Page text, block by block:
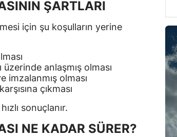
Kocaeli
Konya
Malatya
Mardin
ŞARTLARI
için şu koşulların yerine
anlaşmış olması
imzalanmış olması
çıkması
sonuçlanır.
NE KADAR SÜRER?